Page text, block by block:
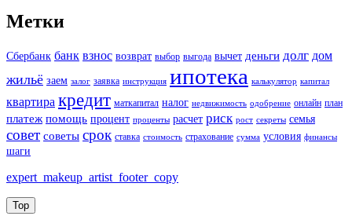
Метки
Сбербанк банк взнос возврат выбор выгода вычет деньги долг дом
жильё заем залог заявка инструкция ипотека калькулятор капитал
квартира кредит маткапитал налог недвижимость одобрение онлайн план
платеж помощь процент проценты расчет риск рост секреты семья
совет советы срок ставка стоимость страхование сумма условия финансы
шаги
expert_makeup_artist_footer_copy
Top